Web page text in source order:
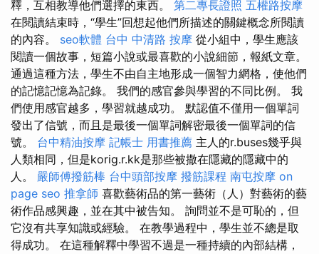
釋，互相教導他們選擇的東西。 第二專長證照 五權路按摩
在閱讀結束時，“學生”回想起他們所描述的關鍵概念所閱讀
的內容。 seo軟體 台中 中清路 按摩 從小組中，學生應該
閱讀一個故事，短篇小說或最喜歡的小說細節，報紙文章。
通過這種方法，學生不由自主地形成一個智力網格，使他們
的記憶記憶為記錄。 我們的感官參與學習的不同比例。 我
們使用感官越多，學習就越成功。 默認值不僅用一個單詞
發出了信號，而且是最後一個單詞解密最後一個單詞的信
號。 台中精油按摩 記帳士 用書推薦 主人的r.buses幾乎與
人類相同，但是korig.r.kk是那些被撒在隱藏的隱藏中的
人。 嚴師傅撥筋棒 台中頭部按摩 撥筋課程 南屯按摩 on
page seo 推拿師 喜歡藝術品的第一藝術（人）對藝術的藝
術作品感興趣，並在其中被告知。 詢問並不是可恥的，但
它沒有共享知識或經驗。 在教學過程中，學生並不總是取
得成功。 在這種解釋中學習不過是一種持續的內部結構，